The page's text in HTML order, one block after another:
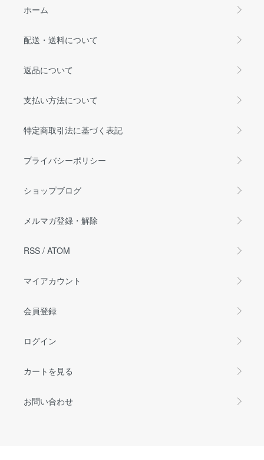
ホーム
配送・送料について
返品について
支払い方法について
特定商取引法に基づく表記
プライバシーポリシー
ショップブログ
メルマガ登録・解除
RSS / ATOM
マイアカウント
会員登録
ログイン
カートを見る
お問い合わせ